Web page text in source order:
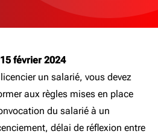
15 février 2024
un salarié, vous devez
aux règles mises en place
du salarié à un
délai de réflexion entre